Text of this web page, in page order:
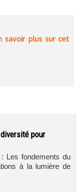
savoir plus sur cet
pour
Les fondements du
à la lumière de